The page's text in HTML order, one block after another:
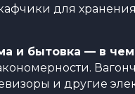
для
и бытовка — в
и другие